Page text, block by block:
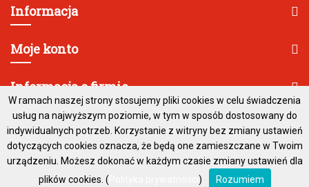
Informacja
Moje konto
Informacja o firmie
W ramach naszej strony stosujemy pliki cookies w celu świadczenia
usług na najwyższym poziomie, w tym w sposób dostosowany do
indywidualnych potrzeb. Korzystanie z witryny bez zmiany ustawień
dotyczących cookies oznacza, że będą one zamieszczane w Twoim
urządzeniu. Możesz dokonać w każdym czasie zmiany ustawień dla
plików cookies. (
) Rozumiem